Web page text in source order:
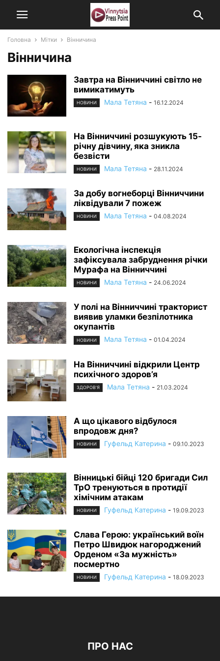
Головна Мітки Вінничина
Вінничина
Завтра на Вінниччині світло не
вимикатимуть
НОВИНИ Мала Тетяна - 16.12.2024
На Вінниччині розшукують 15-
річну дівчину, яка зникла
безвісти
НОВИНИ Мала Тетяна - 28.11.2024
За добу вогнеборці Вінниччини
ліквідували 7 пожеж
НОВИНИ Мала Тетяна - 04.08.2024
Екологічна інспекція
зафіксувала забруднення річки
Мурафа на Вінниччині
НОВИНИ Мала Тетяна - 24.06.2024
У полі на Вінниччині тракторист
виявив уламки безпілотника
окупантів
НОВИНИ Мала Тетяна - 01.04.2024
На Вінниччині відкрили Центр
психічного здоров’я
ЗДОРОВ'Я Мала Тетяна - 21.03.2024
А що цікавого відбулося
впродовж дня?
НОВИНИ Гуфельд Катерина - 09.10.2023
Вінницькі бійці 120 бригади Сил
ТрО тренуються в протидії
хімічним атакам
НОВИНИ Гуфельд Катерина - 19.09.2023
Слава Герою: український воїн
Петро Швидюк нагороджений
Орденом «За мужність»
посмертно
НОВИНИ Гуфельд Катерина - 18.09.2023
ПРО НАС